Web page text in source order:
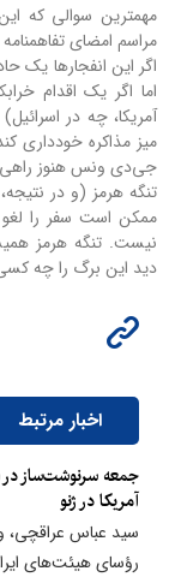
مهمترین سوالی که
مراسم امضای
اگر این انفجارها یک
اما اگر یک اقدام
آمریکا، چه در
میز مذاکره خودداری
جی‌دی ونس هنوز راهی
تنگه هرمز (و در
ممکن است سفر را لغو
نیست. تنگه هرمز
دید این برگ را چه
اخبار مرتبط
​جمعه سرنوشت‌ساز
آمریکا در ژنو
سید عباس عراقچی،
رؤسای هیئت‌های